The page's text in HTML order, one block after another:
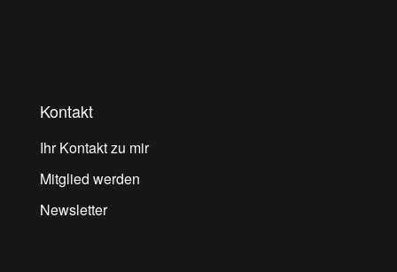
Kontakt
Ihr Kontakt zu mir
Mitglied werden
Newsletter